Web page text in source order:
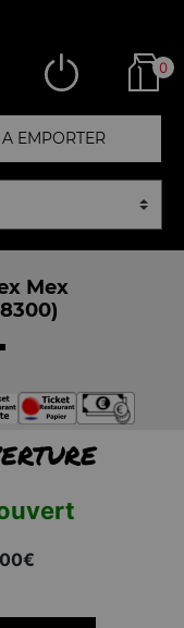
0
A EMPORTER
Mex